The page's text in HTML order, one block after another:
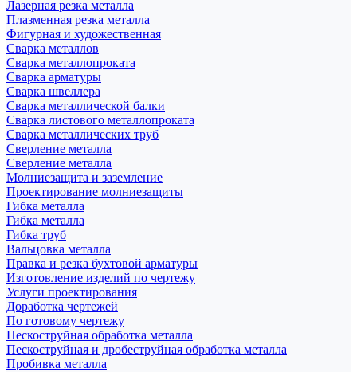
Лазерная резка металла
Плазменная резка металла
Фигурная и художественная
Сварка металлов
Сварка металлопроката
Сварка арматуры
Сварка швеллера
Сварка металлической балки
Сварка листового металлопроката
Сварка металлических труб
Сверление металла
Сверление металла
Молниезащита и заземление
Проектирование молниезащиты
Гибка металла
Гибка металла
Гибка труб
Вальцовка металла
Правка и резка бухтовой арматуры
Изготовление изделий по чертежу
Услуги проектирования
Доработка чертежей
По готовому чертежу
Пескоструйная обработка металла
Пескоструйная и дробеструйная обработка металла
Пробивка металла